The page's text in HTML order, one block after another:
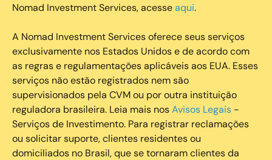
Nomad Investment Services, acesseaqui.
A Nomad Investment Services oferece seus serviços
exclusivamente nos Estados Unidos e de acordo com
as regras e regulamentações aplicáveis aos EUA. Esses
serviços não estão registrados nem são
supervisionados pela CVM ou por outra instituição
reguladora brasileira. Leia mais nosAvisos Legais -
Serviços de Investimento. Para registrar reclamações
ou solicitar suporte, clientes residentes ou
domiciliados no Brasil, que se tornaram clientes da